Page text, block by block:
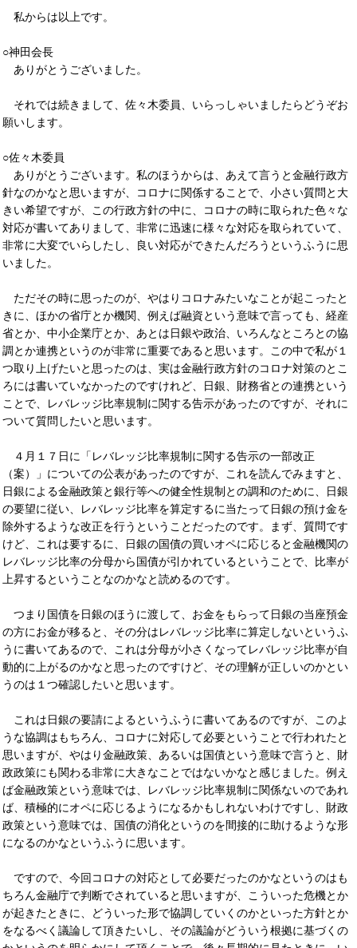
私からは以上です。
○神田会長
ありがとうございました。
それでは続きまして、佐々木委員、いらっしゃいましたらどうぞお
願いします。
○佐々木委員
ありがとうございます。私のほうからは、あえて言うと金融行政方
針なのかなと思いますが、コロナに関係することで、小さい質問と大
きい希望ですが、この行政方針の中に、コロナの時に取られた色々な
対応が書いてありまして、非常に迅速に様々な対応を取られていて、
非常に大変でいらしたし、良い対応ができたんだろうというふうに思
いました。
ただその時に思ったのが、やはりコロナみたいなことが起こったと
きに、ほかの省庁とか機関、例えば融資という意味で言っても、経産
省とか、中小企業庁とか、あとは日銀や政治、いろんなところとの協
調とか連携というのが非常に重要であると思います。この中で私が１
つ取り上げたいと思ったのは、実は金融行政方針のコロナ対策のとこ
ろには書いていなかったのですけれど、日銀、財務省との連携という
ことで、レバレッジ比率規制に関する告示があったのですが、それに
ついて質問したいと思います。
４月１７日に「レバレッジ比率規制に関する告示の一部改正
（案）」についての公表があったのですが、これを読んでみますと、
日銀による金融政策と銀行等への健全性規制との調和のために、日銀
の要望に従い、レバレッジ比率を算定するに当たって日銀の預け金を
除外するような改正を行うということだったのです。まず、質問です
けど、これは要するに、日銀の国債の買いオペに応じると金融機関の
レバレッジ比率の分母から国債が引かれているということで、比率が
上昇するということなのかなと読めるのです。
つまり国債を日銀のほうに渡して、お金をもらって日銀の当座預金
の方にお金が移ると、その分はレバレッジ比率に算定しないというふ
うに書いてあるので、これは分母が小さくなってレバレッジ比率が自
動的に上がるのかなと思ったのですけど、その理解が正しいのかとい
うのは１つ確認したいと思います。
これは日銀の要請によるというふうに書いてあるのですが、このよ
うな協調はもちろん、コロナに対応して必要ということで行われたと
思いますが、やはり金融政策、あるいは国債という意味で言うと、財
政政策にも関わる非常に大きなことではないかなと感じました。例え
ば金融政策という意味では、レバレッジ比率規制に関係ないのであれ
ば、積極的にオペに応じるようになるかもしれないわけですし、財政
政策という意味では、国債の消化というのを間接的に助けるような形
になるのかなというふうに思います。
ですので、今回コロナの対応として必要だったのかなというのはも
ちろん金融庁で判断でされていると思いますが、こういった危機とか
が起きたときに、どういった形で協調していくのかといった方針とか
をなるべく議論して頂きたいし、その議論がどういう根拠に基づくの